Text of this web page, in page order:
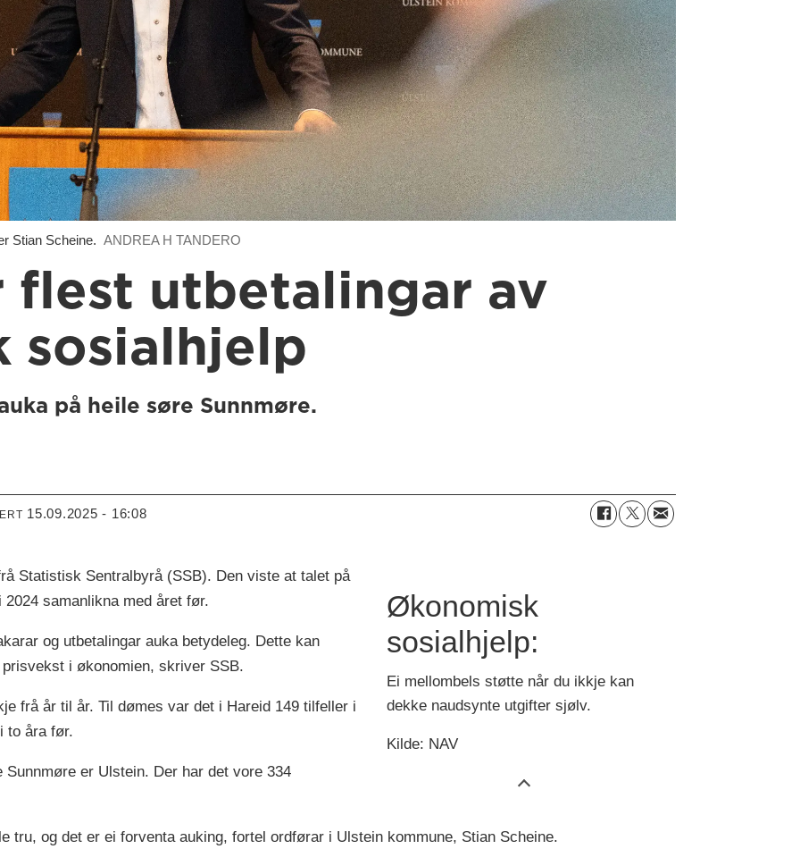
Stian Scheine. ANDREA H TANDERO
flest utbetalingar av
sosialhjelp
på heile søre Sunnmøre.
15.09.2025 - 16:08
Økonomisk
sosialhjelp:
Ei mellombels støtte når du ikkje kan
dekke naudsynte utgifter sjølv.
Kilde: NAV
Statistisk Sentralbyrå (SSB). Den viste at talet på
samanlikna med året før.
og utbetalingar auka betydeleg. Dette kan
i økonomien, skriver SSB.
frå år til år. Til dømes var det i Hareid 149 tilfeller i
to åra før.
er Ulstein. Der har det vore 334
og det er ei forventa auking, fortel ordførar i Ulstein kommune, Stian Scheine.